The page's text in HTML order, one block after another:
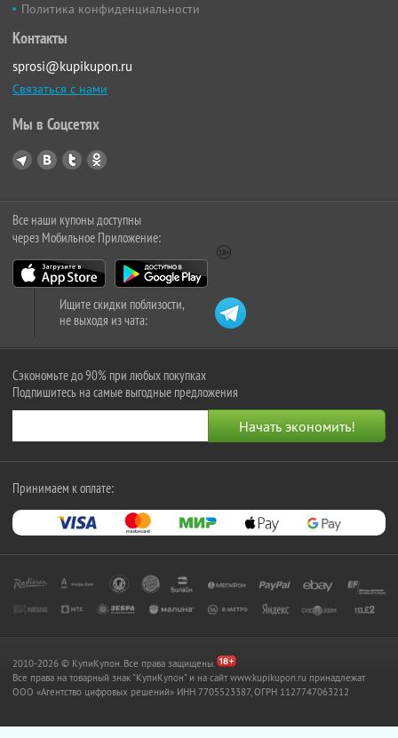
Политика конфиденциальности
Контакты
sprosi@kupikupon.ru
Связаться с нами
Мы в Соцсетях
Все наши купоны доступны
через Мобильное Приложение:
Ищите скидки поблизости,
не выходя из чата:
Сэкономьте до 90% при любых покупках
Подпишитесь на самые выгодные предложения
Принимаем к оплате:
2010-2026 © КупиКупон. Все права защищены.
Все права на товарный знак "КупиКупон" и на сайт www.kupikupon.ru принадлежат
OOO «Агентство цифровых решений» ИНН 7705523387, ОГРН 1127747063212